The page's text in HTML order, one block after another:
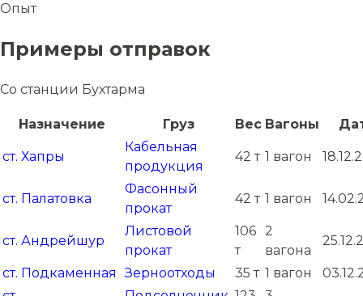
Опыт
Примеры отправок
Со станции Бухтарма
Назначение Груз Вес Вагоны
ст. Хапры
Кабельная
продукция
42 т 1 вагон
ст. Палатовка
Фасонный
прокат
42 т 1 вагон
ст. Андрейшур
Листовой
прокат
106
т
2
вагона
ст. Подкаменная Зерноотходы 35 т 1 вагон